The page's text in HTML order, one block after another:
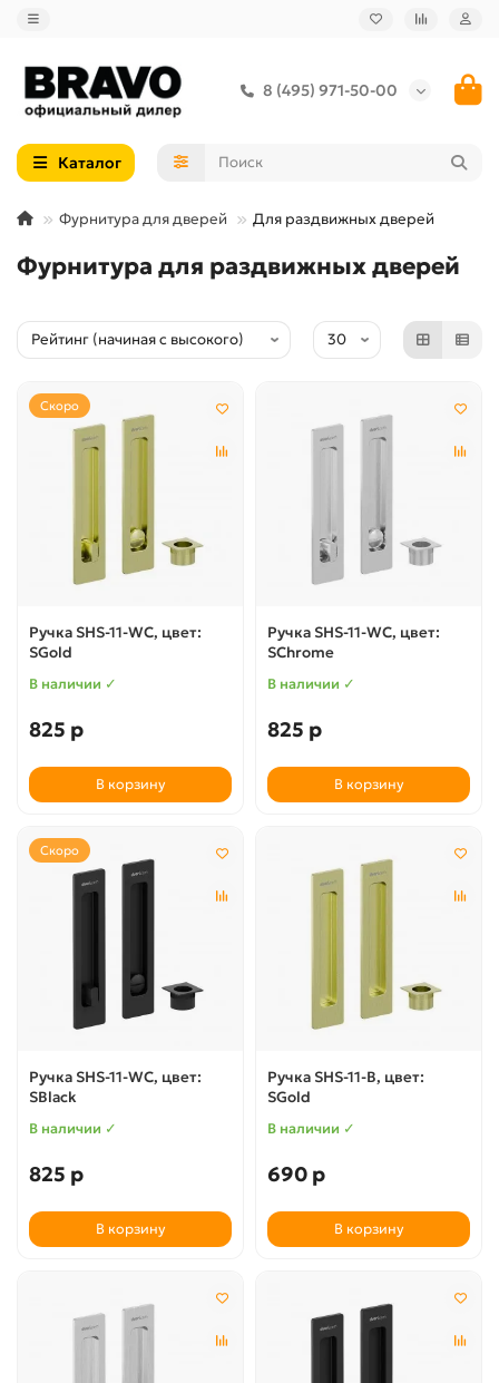
8 (495) 971-50-00
Каталог
Фурнитура для дверей Для раздвижных дверей
Фурнитура для раздвижных дверей
Скоро
Ручка SHS-11-WC, цвет:
SGold
В наличии ✓
825 р
В корзину
Ручка SHS-11-WC, цвет:
SChrome
В наличии ✓
825 р
В корзину
Скоро
Ручка SHS-11-WC, цвет:
SBlack
В наличии ✓
825 р
В корзину
Ручка SHS-11-B, цвет:
SGold
В наличии ✓
690 р
В корзину